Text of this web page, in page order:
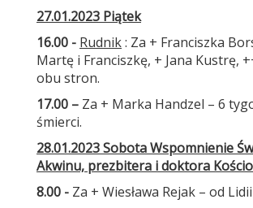
27.01.2023 Piątek
16.00 - Rudnik: Za + Franciszka
Martę i Franciszkę, + Jana Kustrę,
obu stron.
17.00 – Za + Marka Handzel – 6
śmierci.
28.01.2023 Sobota Wspomnienie
Akwinu, prezbitera i doktora
8.00 - Za + Wiesława Rejak – od